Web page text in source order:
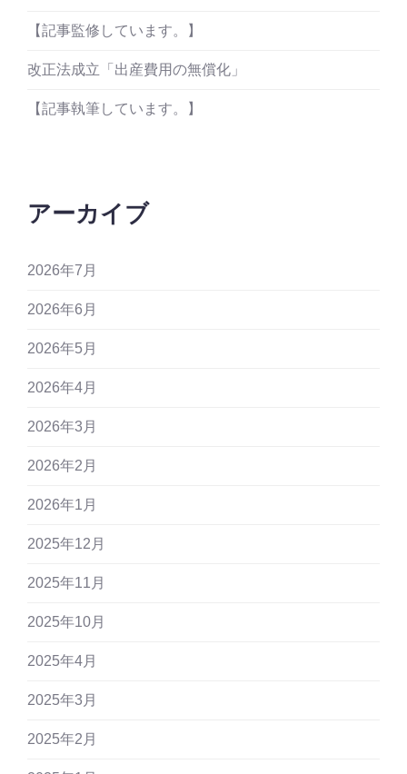
【記事監修しています。】
改正法成立「出産費用の無償化」
【記事執筆しています。】
アーカイブ
2026年7月
2026年6月
2026年5月
2026年4月
2026年3月
2026年2月
2026年1月
2025年12月
2025年11月
2025年10月
2025年4月
2025年3月
2025年2月